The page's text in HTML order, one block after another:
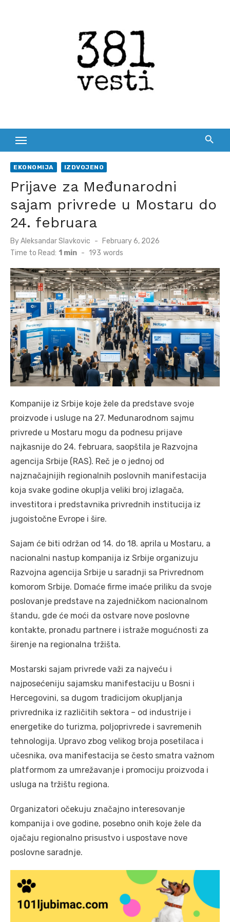
EKONOMIJA IZDVOJENO
Prijave za Međunarodni
sajam privrede u Mostaru do
24. februara
ByAleksandar Slavkovic
Posted
on
February 6, 2026
Time to Read: 1 min - 193 words
Kompanije iz Srbije koje žele da predstave svoje
proizvode i usluge na 27. Međunarodnom sajmu
privrede u Mostaru mogu da podnesu prijave
najkasnije do 24. februara, saopštila je Razvojna
agencija Srbije (RAS). Reč je o jednoj od
najznačajnijih regionalnih poslovnih manifestacija
koja svake godine okuplja veliki broj izlagača,
investitora i predstavnika privrednih institucija iz
jugoistočne Evrope i šire.
Sajam će biti održan od 14. do 18. aprila u Mostaru, a
nacionalni nastup kompanija iz Srbije organizuju
Razvojna agencija Srbije u saradnji sa Privrednom
komorom Srbije. Domaće firme imaće priliku da svoje
poslovanje predstave na zajedničkom nacionalnom
štandu, gde će moći da ostvare nove poslovne
kontakte, pronađu partnere i istraže mogućnosti za
širenje na regionalna tržišta.
Mostarski sajam privrede važi za najveću i
najposećeniju sajamsku manifestaciju u Bosni i
Hercegovini, sa dugom tradicijom okupljanja
privrednika iz različitih sektora – od industrije i
energetike do turizma, poljoprivrede i savremenih
tehnologija. Upravo zbog velikog broja posetilaca i
učesnika, ova manifestacija se često smatra važnom
platformom za umrežavanje i promociju proizvoda i
usluga na tržištu regiona.
Organizatori očekuju značajno interesovanje
kompanija i ove godine, posebno onih koje žele da
ojačaju regionalno prisustvo i uspostave nove
poslovne saradnje.